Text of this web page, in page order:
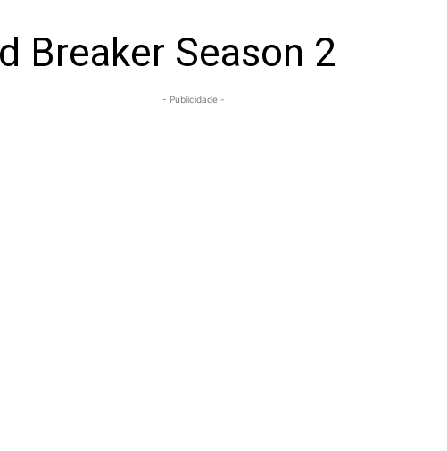
Breaker Season 2
- Publicidade -